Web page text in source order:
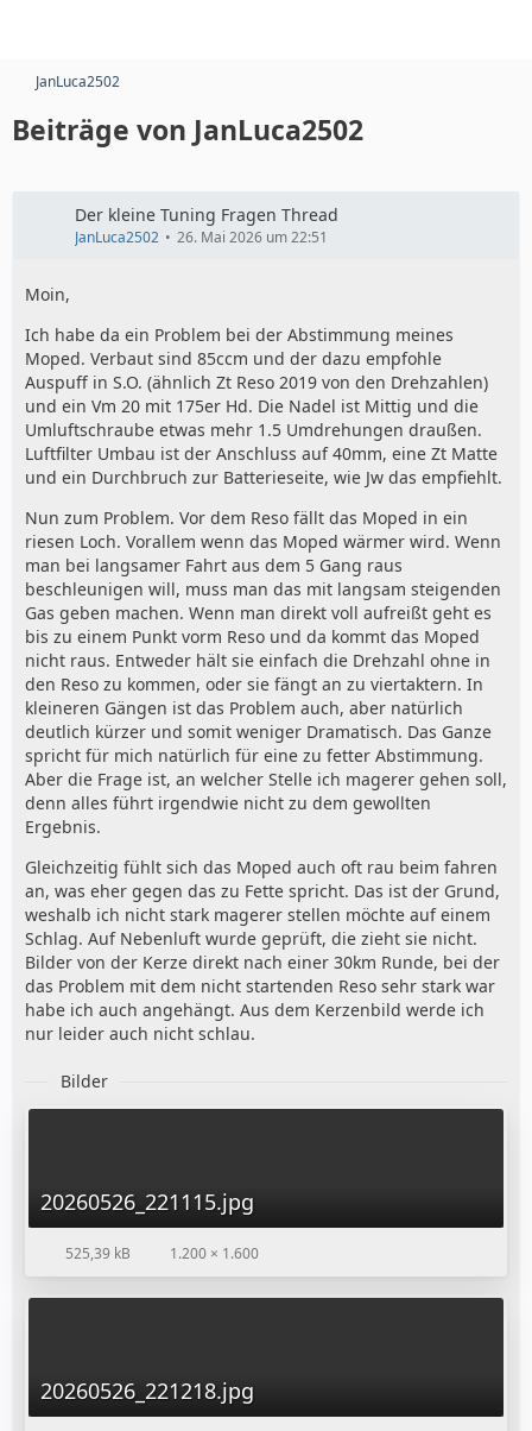
JanLuca2502
Beiträge von JanLuca2502
Der kleine Tuning Fragen Thread
JanLuca2502 26. Mai 2026 um 22:51
Moin,
Ich habe da ein Problem bei der Abstimmung meines
Moped. Verbaut sind 85ccm und der dazu empfohle
Auspuff in S.O. (ähnlich Zt Reso 2019 von den Drehzahlen)
und ein Vm 20 mit 175er Hd. Die Nadel ist Mittig und die
Umluftschraube etwas mehr 1.5 Umdrehungen draußen.
Luftfilter Umbau ist der Anschluss auf 40mm, eine Zt Matte
und ein Durchbruch zur Batterieseite, wie Jw das empfiehlt.
Nun zum Problem. Vor dem Reso fällt das Moped in ein
riesen Loch. Vorallem wenn das Moped wärmer wird. Wenn
man bei langsamer Fahrt aus dem 5 Gang raus
beschleunigen will, muss man das mit langsam steigenden
Gas geben machen. Wenn man direkt voll aufreißt geht es
bis zu einem Punkt vorm Reso und da kommt das Moped
nicht raus. Entweder hält sie einfach die Drehzahl ohne in
den Reso zu kommen, oder sie fängt an zu viertaktern. In
kleineren Gängen ist das Problem auch, aber natürlich
deutlich kürzer und somit weniger Dramatisch. Das Ganze
spricht für mich natürlich für eine zu fetter Abstimmung.
Aber die Frage ist, an welcher Stelle ich magerer gehen soll,
denn alles führt irgendwie nicht zu dem gewollten
Ergebnis.
Gleichzeitig fühlt sich das Moped auch oft rau beim fahren
an, was eher gegen das zu Fette spricht. Das ist der Grund,
weshalb ich nicht stark magerer stellen möchte auf einem
Schlag. Auf Nebenluft wurde geprüft, die zieht sie nicht.
Bilder von der Kerze direkt nach einer 30km Runde, bei der
das Problem mit dem nicht startenden Reso sehr stark war
habe ich auch angehängt. Aus dem Kerzenbild werde ich
nur leider auch nicht schlau.
Bilder
20260526_221115.jpg
525,39 kB 1.200 × 1.600
20260526_221218.jpg